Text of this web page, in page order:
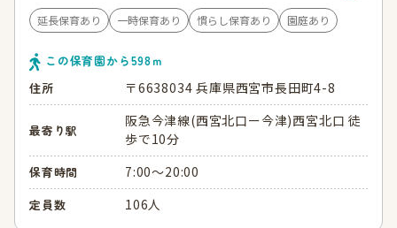
延長保育あり 一時保育あり 慣らし保育あり 園庭あり
この保育園から598ｍ
住所
〒6638034 兵庫県西宮市長田町4-8
最寄り駅
阪急今津線(西宮北口ー今津)西宮北口 徒
歩で10分
保育時間 7:00～20:00
定員数 106人